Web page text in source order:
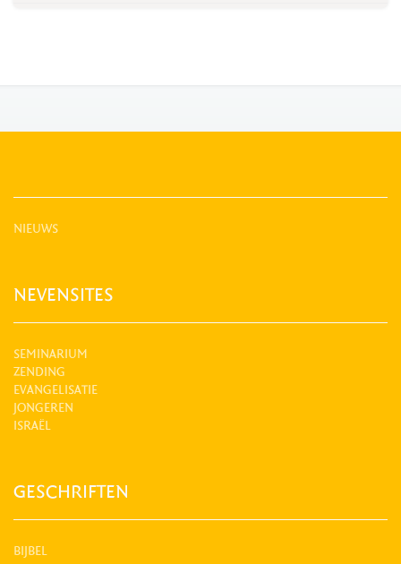
NIEUWS
NEVENSITES
SEMINARIUM
ZENDING
EVANGELISATIE
JONGEREN
ISRAËL
GESCHRIFTEN
BIJBEL